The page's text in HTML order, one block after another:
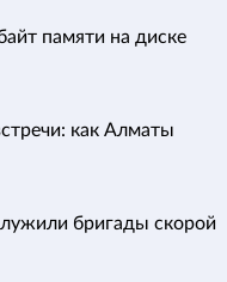
памяти на диске
как Алматы
бригады скорой